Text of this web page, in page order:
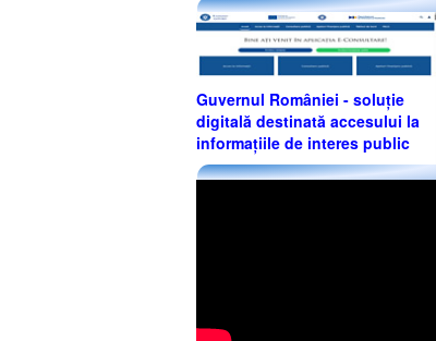
Guvernul României - soluție
digitală destinată accesului la
informațiile de interes public